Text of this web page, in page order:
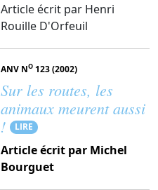
Article écrit par Henri
Rouille D'Orfeuil
ANV NO 123 (2002)
Sur les routes, les
animaux meurent aussi
!
LIRE
Article écrit par Michel
Bourguet